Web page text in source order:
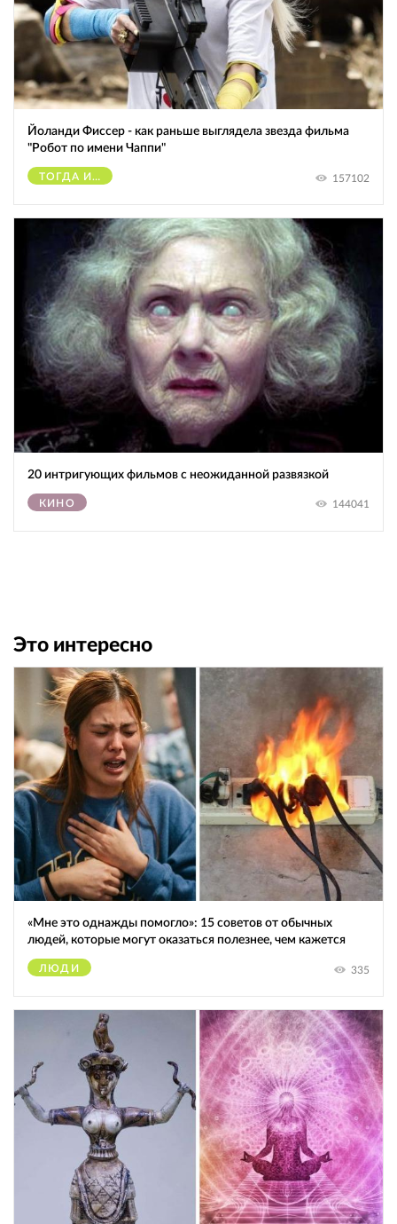
Йоланди Фиссер - как раньше выглядела звезда фильма
"Робот по имени Чаппи"
ТОГДА И СЕЙЧАС 157102
20 интригующих фильмов с неожиданной развязкой
КИНО 144041
Это интересно
«Мне это однажды помогло»: 15 советов от обычных
людей, которые могут оказаться полезнее, чем кажется
ЛЮДИ 335